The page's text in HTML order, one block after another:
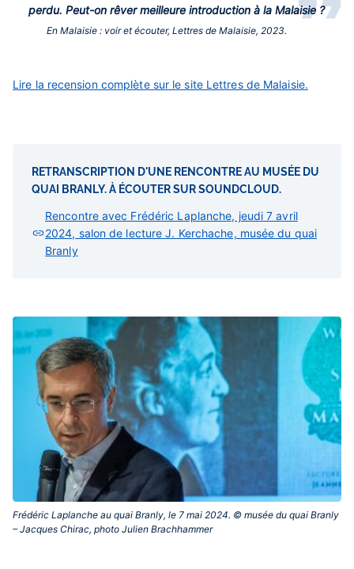
perdu. Peut-on rêver meilleure introduction à la Malaisie ?
En Malaisie : voir et écouter, Lettres de Malaisie, 2023.
Lire la recension complète sur le site Lettres de Malaisie.
RETRANSCRIPTION D'UNE RENCONTRE AU MUSÉE DU
QUAI BRANLY. À ÉCOUTER SUR SOUNDCLOUD.
Rencontre avec Frédéric Laplanche, jeudi 7 avril
2024, salon de lecture J. Kerchache, musée du quai
Branly
Frédéric Laplanche au quai Branly, le 7 mai 2024. © musée du quai Branly
– Jacques Chirac, photo Julien Brachhammer‎